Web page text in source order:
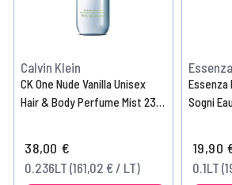
Calvin Klein
CK One Nude Vanilla Unisex
Hair & Body Perfume Mist 236
38,00 €
0.236LT (161,02 € / LT)
Essenza
Sogni
19,90
0.1LT